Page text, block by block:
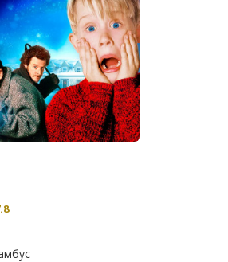
внимание удобству просмотра.
списка включает в себя ссылки для
платформе, будь то Disney+,
Amazon Prime, Netflix или Hulu. Так
и не забудьте проголосовать за
Помните, что ваш голос помогает
этот список, делая его еще